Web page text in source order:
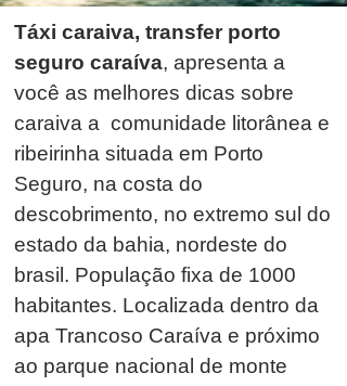
Táxi caraiva, transfer porto
seguro caraíva, apresenta a
você as melhores dicas sobre
caraiva a comunidade litorânea e
ribeirinha situada em Porto
Seguro, na costa do
descobrimento, no extremo sul do
estado da bahia, nordeste do
brasil. População fixa de 1000
habitantes. Localizada dentro da
apa Trancoso Caraíva e próximo
ao parque nacional de monte